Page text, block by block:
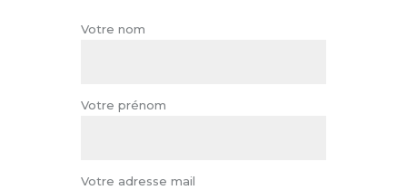
Votre nom
Votre prénom
Votre adresse mail